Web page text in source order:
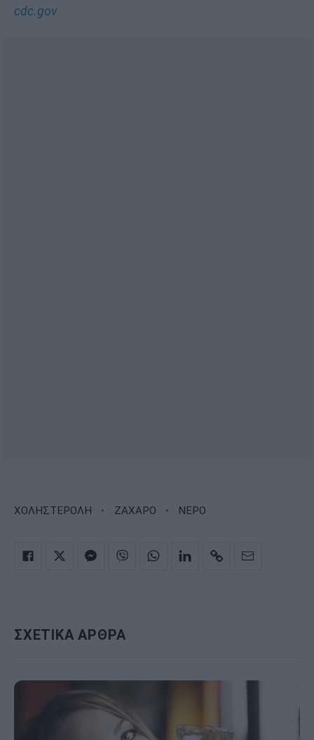
cdc.gov
ΧΟΛΗΣΤΕΡΟΛΗ · ΖΑΧΑΡΟ · ΝΕΡΟ
ΣΧΕΤΙΚΑ ΑΡΘΡΑ